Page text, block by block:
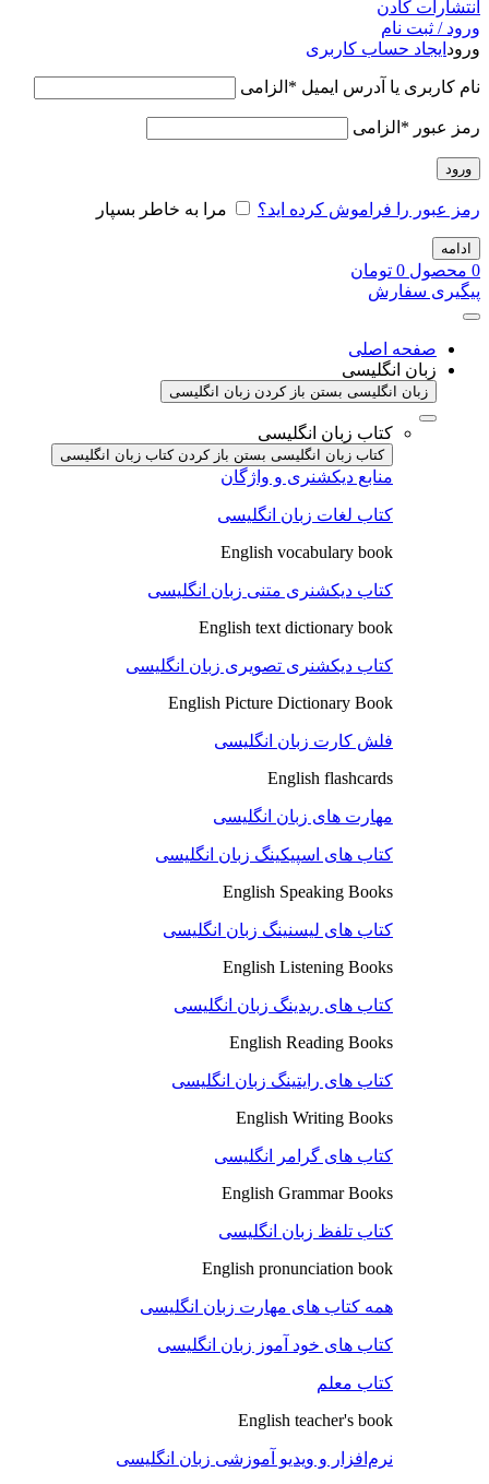
ورود / ثبت نام
ورود ایجاد حساب کاربری
نام کاربری یا آدرس ایمیل * الزامی
رمز عبور * الزامی
ورود
رمز عبور را فراموش کرده اید؟ مرا به خاطر بسپار
ادامه
0 محصول 0 تومان
پیگیری سفارش
صفحه اصلی
زبان انگلیسی
زبان انگلیسی بستن باز کردن زبان انگلیسی
کتاب زبان انگلیسی
کتاب زبان انگلیسی بستن باز کردن کتاب زبان انگلیسی
منابع دیکشنری و واژگان
کتاب لغات زبان انگلیسی
English vocabulary book
کتاب دیکشنری متنی زبان انگلیسی
English text dictionary book
کتاب دیکشنری تصویری زبان انگلیسی
English Picture Dictionary Book
فلش کارت زبان انگلیسی
English flashcards
مهارت های زبان انگلیسی
کتاب های اسپیکینگ زبان انگلیسی
English Speaking Books
کتاب های لیسنینگ زبان انگلیسی
English Listening Books
کتاب های ریدینگ زبان انگلیسی
English Reading Books
کتاب های رایتینگ زبان انگلیسی
English Writing Books
کتاب های گرامر انگلیسی
English Grammar Books
کتاب تلفظ زبان انگلیسی
English pronunciation book
همه کتاب های مهارت زبان انگلیسی
کتاب های خود آموز زبان انگلیسی
کتاب معلم
English teacher's book
نرم‌افزار و ویدیو آموزشی زبان انگلیسی